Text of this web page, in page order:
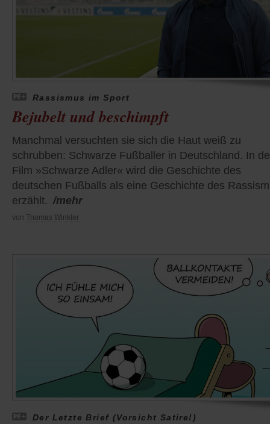
Rassismus im Sport
Bejubelt und beschimpft
Manchmal versuchten sie sich die Haut weiß zu
schrubben: Schwarze Fußballer in Deutschland. In
Film »Schwarze Adler« wird die Geschichte des
deutschen Fußballs als eine Geschichte des
erzählt. /mehr
von Thomas Winkler
Der Letzte Brief (Vorsicht Satire!)